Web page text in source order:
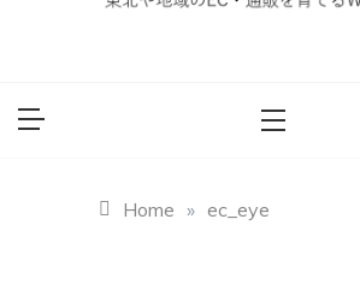
重ブログ
Home » ec_eye